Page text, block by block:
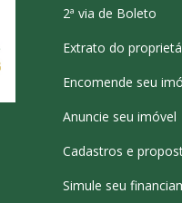
2ª via de Boleto
Extrato do
Encomende seu
Anuncie seu imóvel
Cadastros e
Simule seu